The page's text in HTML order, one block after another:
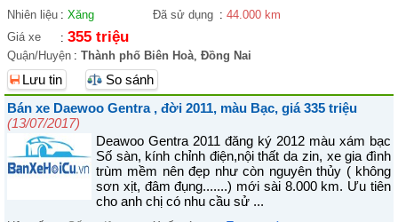
Nhiên liệu : Xăng Đã sử dụng : 44.000 km
Giá xe
: 355 triệu
Quận/Huyện : Thành phố Biên Hoà, Đồng Nai
Lưu tin
So sánh
Bán xe Daewoo Gentra , đời 2011, màu Bạc, giá 335 triệu
(13/07/2017)
Deawoo Gentra 2011 đăng ký 2012 màu xám bạc
Số sàn, kính chỉnh điện,nội thất da zin, xe gia đình
trùm mềm nên đẹp như còn nguyên thủy ( không
sơn xịt, đâm đụng.......) mới sài 8.000 km. Ưu tiên
cho anh chị có nhu cầu sử ...